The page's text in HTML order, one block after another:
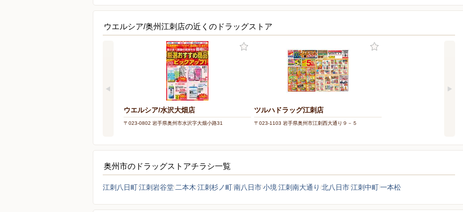
ウエルシア/奥州江刺店の近くのドラッグストア
ウエルシア/水沢大畑店
〒023-0802 岩手県奥州市水沢字大畑小路31
ツルハドラッグ江刺店
〒023-1103 岩手県奥州市江刺西大通り９－５
奥州市のドラッグストアチラシ一覧
江刺八日町江刺岩谷堂 二本木 江刺杉ノ町南八日市小境 江刺南大通り 北八日市江刺中町一本松